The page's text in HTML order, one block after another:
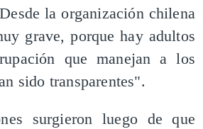
la organización chilena
grave, porque hay adultos
que manejan a los
sido transparentes".
surgieron luego de que